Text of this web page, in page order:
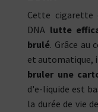
Cette cigarette
DNA lutte
brulé. Grâce au
et automatique,
bruler une
d'e-liquide est
la durée de vie